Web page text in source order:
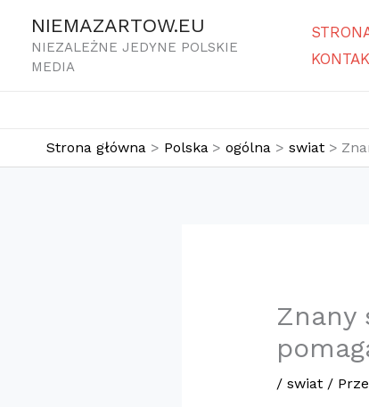
treści
NIEMAZARTOW.EU
NIEZALEŻNE JEDYNE POLSKIE
MEDIA
Strona główna Polska ogólna swiat
Znany
/swiat /